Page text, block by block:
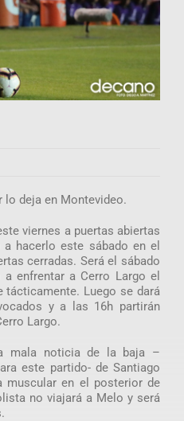
deja en Montevideo.
viernes a puertas abiertas
hacerlo este sábado en el
cerradas. Será el sábado
enfrentar a Cerro Largo el
Luego se dará
y a las 16h partirán
Largo.
mala noticia de la baja –
este partido- de Santiago
muscular en el posterior de
no viajará a Melo y será